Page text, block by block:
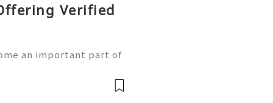
Verified
an important part of
receiving money, but